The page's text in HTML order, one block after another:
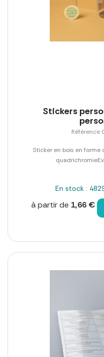
Stickers
Référence
Sticker en bois en
En stock :
à partir de 1,66 €